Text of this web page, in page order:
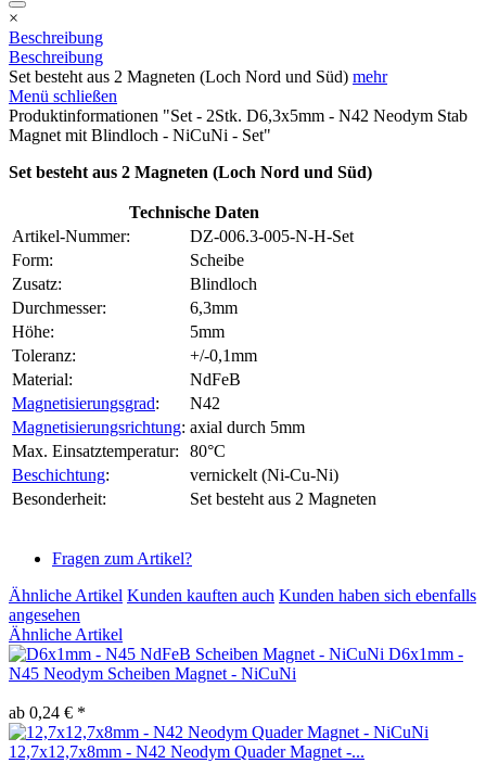
×
Beschreibung
Beschreibung
Set besteht aus 2 Magneten (Loch Nord und Süd) mehr
Menü schließen
Produktinformationen "Set - 2Stk. D6,3x5mm - N42 Neodym Stab
Magnet mit Blindloch - NiCuNi - Set"
Set besteht aus 2 Magneten (Loch Nord und Süd)
Technische Daten
Artikel-Nummer:
DZ-006.3-005-N-H-Set
Form:
Scheibe
Zusatz:
Blindloch
Durchmesser:
6,3mm
Höhe:
5mm
Toleranz:
+/-0,1mm
Material:
NdFeB
Magnetisierungsgrad:
N42
Magnetisierungsrichtung: axial durch 5mm
Max. Einsatztemperatur:
80°C
Beschichtung:
vernickelt (Ni-Cu-Ni)
Besonderheit:
Set besteht aus 2 Magneten
Fragen zum Artikel?
Ähnliche Artikel Kunden kauften auch Kunden haben sich ebenfalls
angesehen
Ähnliche Artikel
D6x1mm -
N45 Neodym Scheiben Magnet - NiCuNi
ab 0,24 € *
12,7x12,7x8mm - N42 Neodym Quader Magnet -...